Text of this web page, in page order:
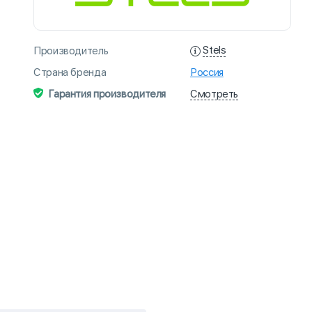
Производитель
Stels
Страна бренда
Россия
Гарантия производителя
Смотреть